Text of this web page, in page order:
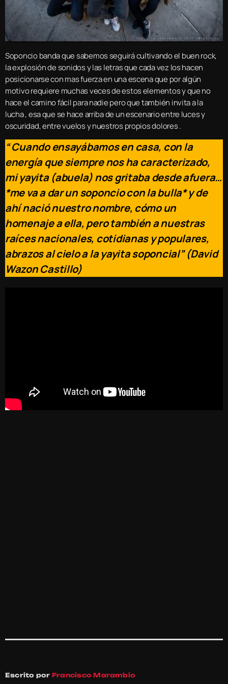
Soponcio banda que sabemos seguirá cultivando el buen rock,
la explosión de sonidos y las letras que cada vez los hacen
posicionarse con mas fuerza en una escena que por algún
motivo requiere muchas veces de estos elementos y que no
hace el camino fácil para nadie pero que también invita a la
lucha , esa que se hace arriba de un escenario entre luces y
oscuridad, entre vuelos y nuestros propios dolores .
“ Cuando ensayábamos en casa, con la
energía que siempre nos ha caracterizado,
mi yayita (abuela) nos gritaba desde afuera…
*me va a dar un soponcio con la bulla* y de
ahí nació nuestro nombre, cómo un
homenaje a ella, pero también a nuestras
raíces nacionales, cotidianas y populares,
abrazos al cielo a la yayita soponcial” (David
Wazon Castillo)
Escrito por Francisco Marambio